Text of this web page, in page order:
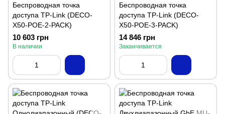
Беспроводная точка
доступа TP-Link (DECO-
X50-POE-2-PACK)
10 603 грн
В наличии
Беспроводная точка
доступа TP-Link (DECO-
X50-POE-3-PACK)
14 846 грн
Заканчивается